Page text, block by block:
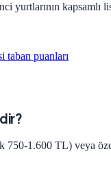
yurtlarının kapsamlı
taban puanları
1.600 TL) veya